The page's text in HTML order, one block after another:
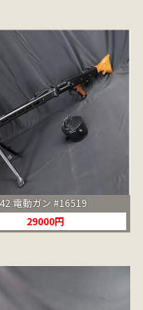
電動ガン #16519
29000円